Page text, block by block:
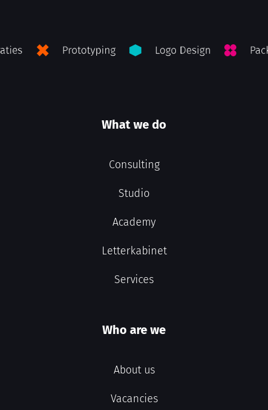
What we do
Consulting
Studio
Academy
Letterkabinet
Services
Who are we
About us
Vacancies